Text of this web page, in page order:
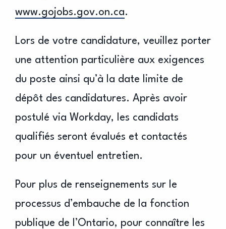
www.gojobs.gov.on.ca.
Lors de votre candidature, veuillez porter
une attention particulière aux exigences
du poste ainsi qu’à la date limite de
dépôt des candidatures. Après avoir
postulé via Workday, les candidats
qualifiés seront évalués et contactés
pour un éventuel entretien.
Pour plus de renseignements sur le
processus d’embauche de la fonction
publique de l’Ontario, pour connaître les